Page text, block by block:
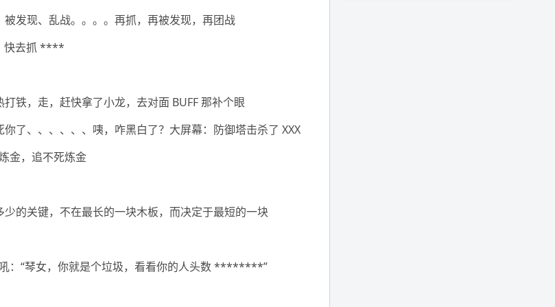
发现、乱战。。。。再抓，再被发现，再团战
快去抓 ****
铁，走，赶快拿了小龙，去对面 BUFF 那补个眼
了、、、、、、咦，咋黑白了？大屏幕：防御塔击杀了 XXX
金，追不死炼金
的关键，不在最长的一块木板，而决定于最短的一块
：“琴女，你就是个垃圾，看看你的人头数 ********”